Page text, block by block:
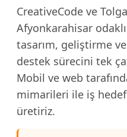
CreativeCode ve
Afyonkarahisar
tasarım, geliştirme
destek sürecini tek
Mobil ve web
mimarileri ile iş
üretiriz.